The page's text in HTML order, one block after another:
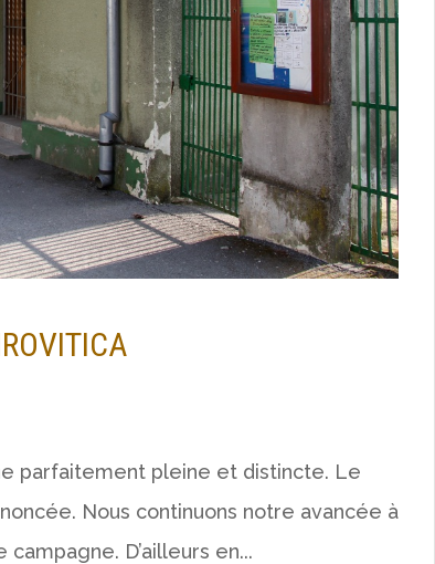
parfaitement pleine et distincte. Le
Nous continuons notre avancée à
D’ailleurs en...